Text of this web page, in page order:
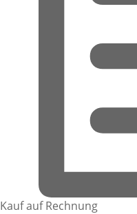
Kauf auf Rechnung